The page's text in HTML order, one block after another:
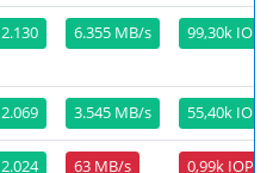
2.130 6.355 MB/s 99,30k IOPS
2.069 3.545 MB/s 55,40k IOPS
2.024 63 MB/s 0,99k IOPS